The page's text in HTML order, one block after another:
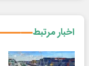
اخبار مرتبط